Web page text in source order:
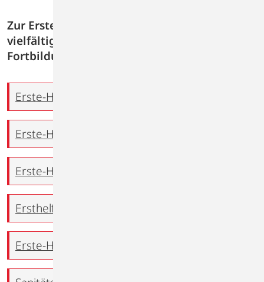
Zur Erste-Hilfe-Breitenausbildung zählen
vielfältige Angebote zur Aus- und
Fortbildung unterschiedlicher Zielgruppen.
Erste-Hilfe-Grundlehrgang (EH)
Erste-Hilfe-Training (EHT)
Erste-Hilfe-Aufbaulehrgang
Ersthelfer in Betrieben
Erste-Hilfe bei Kindernotfällen (EHK)